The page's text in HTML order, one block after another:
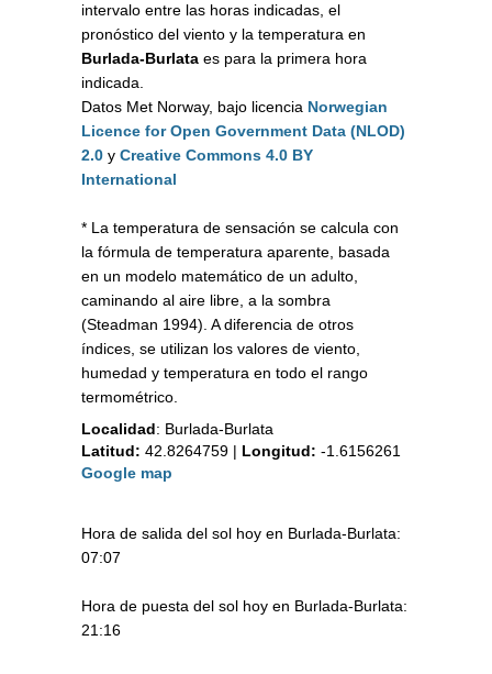
intervalo entre las horas indicadas, el
pronóstico del viento y la temperatura en
Burlada-Burlata es para la primera hora
indicada.
Datos Met Norway, bajo licencia Norwegian
Licence for Open Government Data (NLOD)
2.0 y Creative Commons 4.0 BY
International
* La temperatura de sensación se calcula con
la fórmula de temperatura aparente, basada
en un modelo matemático de un adulto,
caminando al aire libre, a la sombra
(Steadman 1994). A diferencia de otros
índices, se utilizan los valores de viento,
humedad y temperatura en todo el rango
termométrico.
Localidad: Burlada-Burlata
Latitud: 42.8264759 | Longitud: -1.6156261
Google map
Hora de salida del sol hoy en Burlada-Burlata:
07:07
Hora de puesta del sol hoy en Burlada-Burlata:
21:16